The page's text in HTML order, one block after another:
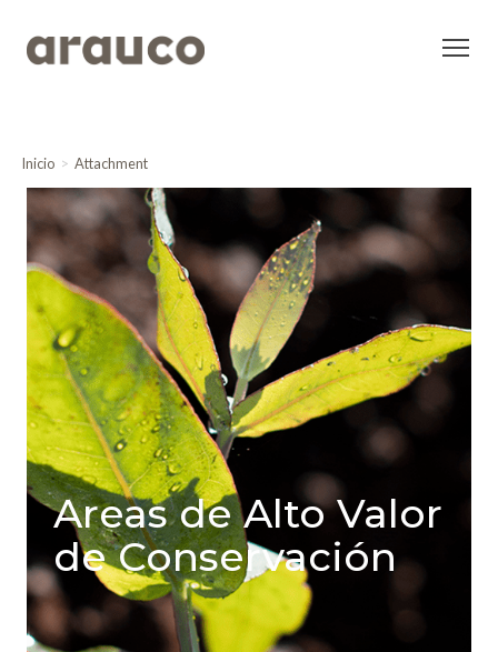
Inicio Attachment
Areas de Alto Valor
de Conservación